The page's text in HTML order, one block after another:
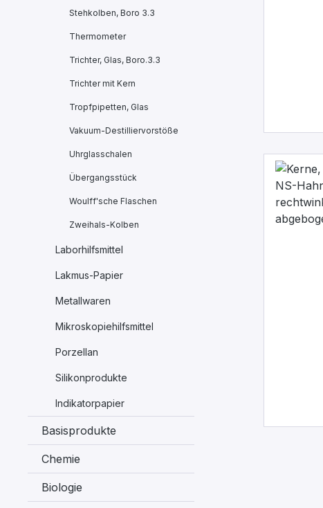
Stehkolben, Boro 3.3
Thermometer
Trichter, Glas, Boro.3.3
Trichter mit Kern
Tropfpipetten, Glas
Vakuum-Destilliervorstöße
Uhrglasschalen
Übergangsstück
Woulff'sche Flaschen
Zweihals-Kolben
Laborhilfsmittel
Lakmus-Papier
Metallwaren
Mikroskopiehilfsmittel
Porzellan
Silikonprodukte
Indikatorpapier
Basisprodukte
Chemie
Biologie